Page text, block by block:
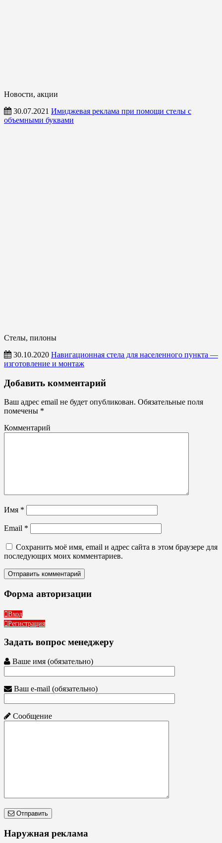
Новости, акции
30.07.2021 Имиджевая реклама при помощи стелы с
объемными буквами
Стелы, пилоны
30.10.2020 Навигационная стела для населенного пункта —
изготовление и монтаж
Стелы,
пилоны
Добавить комментарий
Ваш адрес email не будет опубликован. Обязательные поля
помечены *
Комментарий
Имя *
Email *
Сохранить моё имя, email и адрес сайта в этом браузере для
последующих моих комментариев.
Форма авторизации
Вход
Регистрация
Задать вопрос менеджеру
Ваше имя (обязательно)
Ваш e-mail (обязательно)
Сообщение
Отправить
Наружная реклама